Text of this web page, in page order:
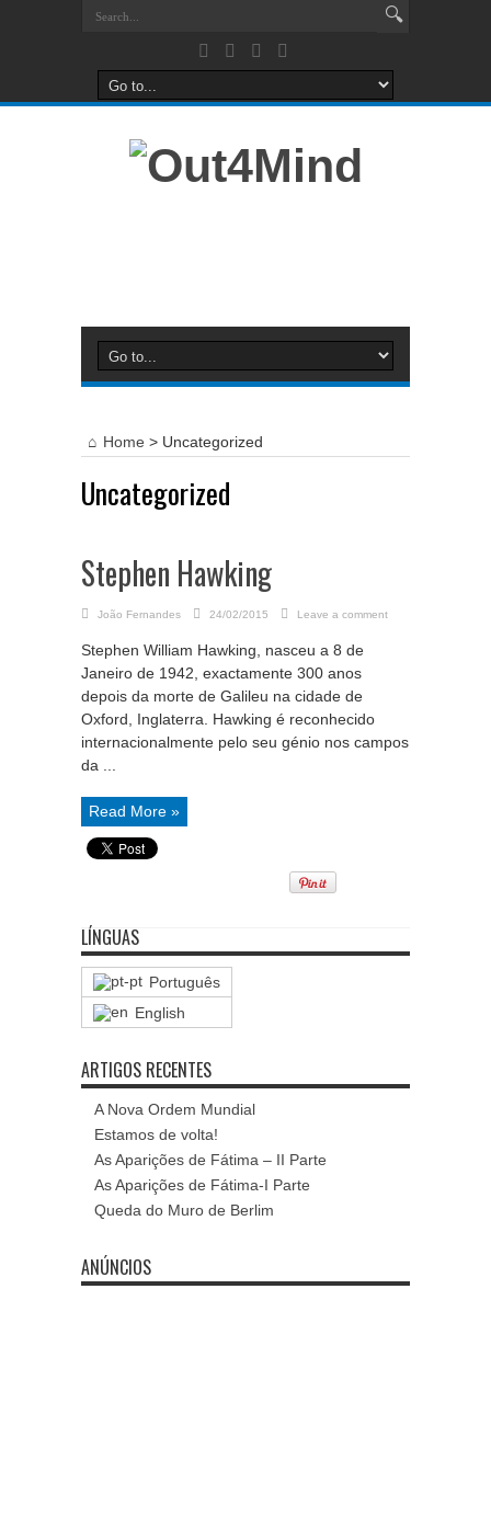
Home > Uncategorized
Uncategorized
Stephen Hawking
João Fernandes 24/02/2015 Leave a comment
Stephen William Hawking, nasceu a 8 de
Janeiro de 1942, exactamente 300 anos
depois da morte de Galileu na cidade de
Oxford, Inglaterra. Hawking é reconhecido
internacionalmente pelo seu génio nos campos
da ...
Read More »
LÍNGUAS
Português
English
ARTIGOS RECENTES
A Nova Ordem Mundial
Estamos de volta!
As Aparições de Fátima – II Parte
As Aparições de Fátima-I Parte
Queda do Muro de Berlim
ANÚNCIOS